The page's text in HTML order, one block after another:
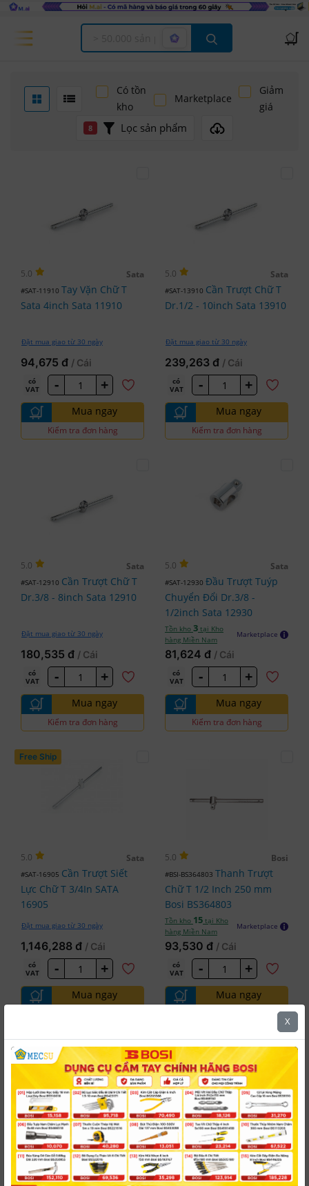
Offcanvas Menu Open
Có tồn
kho
Marketplace
Giảm
giá
8 Lọc sản phẩm
5.0 Sata
#SAT-11910 Tay Vặn Chữ T
Sata 4inch Sata 11910
Đặt mua giao từ 30 ngày
94,675 đ / Cái
có
VAT
- +
Mua ngay
Kiểm tra đơn hàng
5.0 Sata
#SAT-13910 Cần Trượt Chữ T
Dr.1/2 - 10inch Sata 13910
Đặt mua giao từ 30 ngày
239,263 đ / Cái
có
VAT
- +
Mua ngay
Kiểm tra đơn hàng
5.0 Sata
#SAT-12910 Cần Trượt Chữ T
Dr.3/8 - 8inch Sata 12910
Đặt mua giao từ 30 ngày
180,535 đ / Cái
có
VAT
- +
Mua ngay
Kiểm tra đơn hàng
5.0 Sata
#SAT-12930 Đầu Trượt Tuýp
Chuyển Đổi Dr.3/8 -
1/2inch Sata 12930
Tồn kho 3 tại Kho
hàng Miền Nam
Marketplace
81,624 đ / Cái
có
VAT
- +
Mua ngay
Kiểm tra đơn hàng
Free Ship
5.0 Sata
#SAT-16905 Cần Trượt Siết
Lực Chữ T 3/4In SATA
16905
Đặt mua giao từ 30 ngày
1,146,288 đ / Cái
có
VAT
- +
Mua ngay
5.0 Bosi
#BSI-BS364803 Thanh Trượt
Chữ T 1/2 Inch 250 mm
Bosi BS364803
Tồn kho 15 tại Kho
hàng Miền Nam
Marketplace
93,530 đ / Cái
có
VAT
- +
Mua ngay
5.0 Bosi
#BSI-BS364841
Thanh Trượt
Chữ T 1/4 Inch 115 mm
5.0 Bosi
#BSI-BS366818Thanh Trượt
Chữ T 3/4 Inch Dài 460
X